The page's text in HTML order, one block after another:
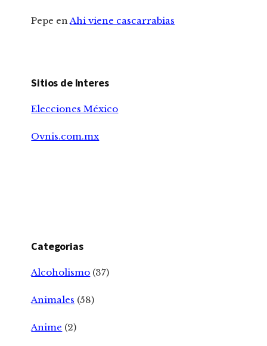
Pepe enAhi viene cascarrabias
Sitios de Interes
Elecciones México
Ovnis.com.mx
Categorias
Alcoholismo (37)
Animales (58)
Anime (2)